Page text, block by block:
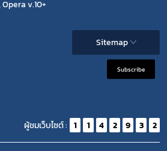
v.10+
Sitemap
Subscribe
ผู้ชมเว็บไซต์ : 1 1 4 2 9 3 2